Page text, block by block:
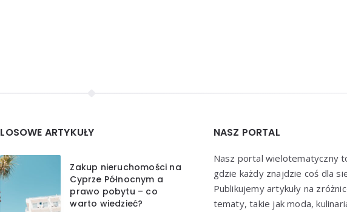
LOSOWE ARTYKUŁY
Zakup nieruchomości na
Cyprze Północnym a
prawo pobytu – co
warto wiedzieć?
NASZ PORTAL
Nasz portal wielotematyczny
gdzie każdy znajdzie coś dla
Publikujemy artykuły na
tematy, takie jak moda,